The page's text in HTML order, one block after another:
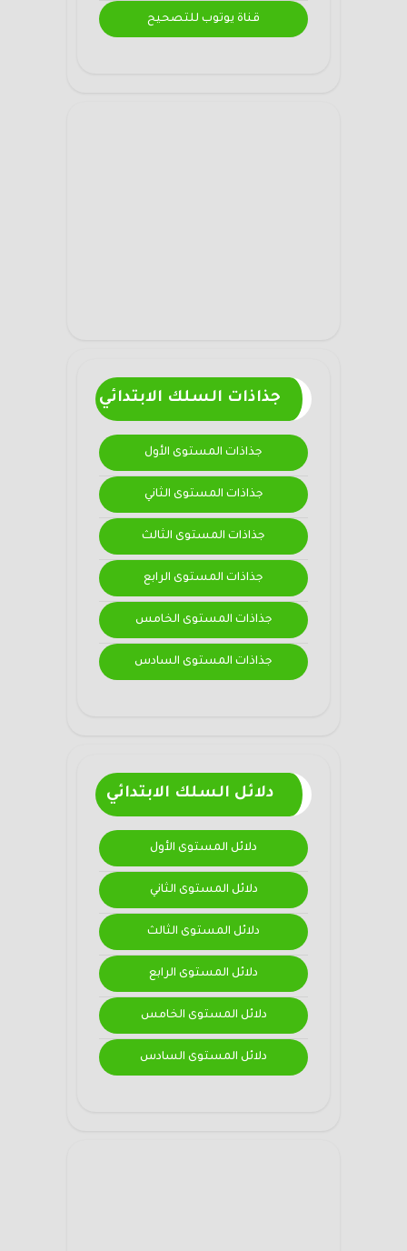
قناة يوتوب للتصحيح
جذاذات السلك الابتدائي
جذاذات المستوى الأول
جذاذات المستوى الثاني
جذاذات المستوى الثالث
جذاذات المستوى الرابع
جذاذات المستوى الخامس
جذاذات المستوى السادس
دلائل السلك الابتدائي
دلائل المستوى الأول
دلائل المستوى الثاني
دلائل المستوى الثالث
دلائل المستوى الرابع
دلائل المستوى الخامس
دلائل المستوى السادس